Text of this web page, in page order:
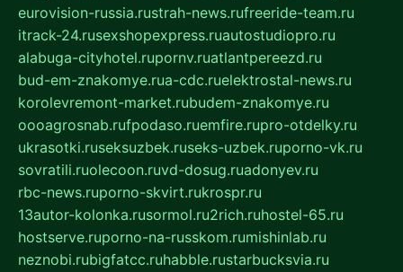
eurovision-russia.rustrah-news.rufreeride-team.ru
itrack-24.rusexshopexpress.ruautostudiopro.ru
alabuga-cityhotel.rupornv.ruatlantpereezd.ru
bud-em-znakomye.rua-cdc.ruelektrostal-news.ru
korolevremont-market.rubudem-znakomye.ru
oooagrosnab.rufpodaso.ruemfire.rupro-otdelky.ru
ukrasotki.ruseksuzbek.ruseks-uzbek.ruporno-vk.ru
sovratili.ruolecoon.ruvd-dosug.ruadonyev.ru
rbc-news.ruporno-skvirt.rukrospr.ru
13autor-kolonka.rusormol.ru2rich.ruhostel-65.ru
hostserve.ruporno-na-russkom.rumishinlab.ru
neznobi.rubigfatcc.ruhabble.rustarbucksvia.ru